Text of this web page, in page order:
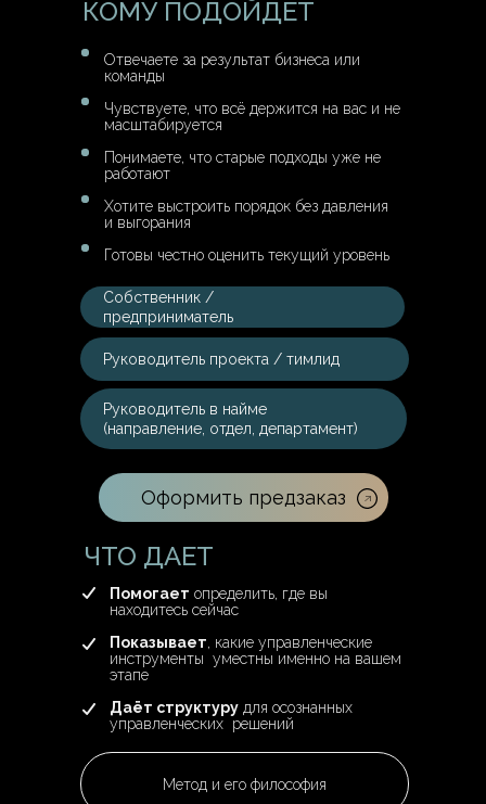
ЧТО ДАЕТ
Метод и его философия
Помогает определить, где вы
находитесь сейчас
Показывает, какие управленческие
инструменты уместны именно на вашем
этапе
Даёт структуру для осознанных
управленческих решений
Собственник /
предприниматель
Руководитель в найме
(направление, отдел, департамент)
Руководитель проекта / тимлид
Отвечаете за результат бизнеса или
команды
Чувствуете, что всё держится на вас и не
масштабируется
Понимаете, что старые подходы уже не
работают
Хотите выстроить порядок без давления
и выгорания
Готовы честно оценить текущий уровень
КОМУ ПОДОЙДЕТ
Оформить предзаказ